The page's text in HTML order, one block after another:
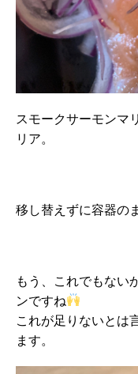
スモークサーモンマ
リア。
移し替えずに容器の
もう、これでもない
ンですね
これが足りないとは
ます。